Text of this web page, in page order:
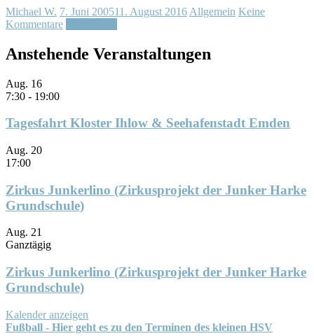
Michael W. 7. Juni 200511. August 2016 Allgemein Keine
Kommentare
Anstehende Veranstaltungen
Aug. 16
7:30 - 19:00
Tagesfahrt Kloster Ihlow & Seehafenstadt Emden
Aug. 20
17:00
Zirkus Junkerlino (Zirkusprojekt der Junker Harke
Grundschule)
Aug. 21
Ganztägig
Zirkus Junkerlino (Zirkusprojekt der Junker Harke
Grundschule)
Kalender anzeigen
Fußball - Hier geht es zu den Terminen des kleinen HSV